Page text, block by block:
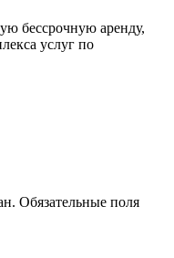
бессрочную аренду,
услуг по
Обязательные поля